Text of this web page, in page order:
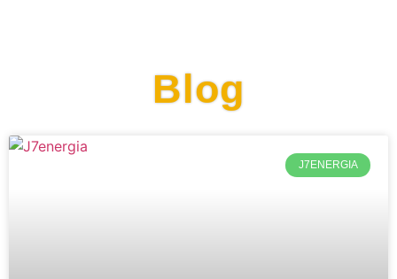
Blog
J7ENERGIA